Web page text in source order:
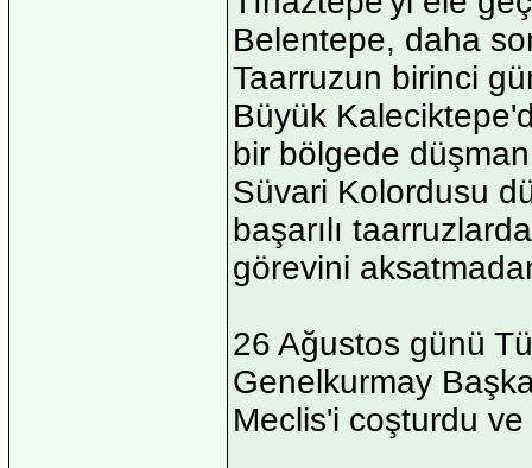
Belentepe, daha
Taarruzun birinci
Büyük
bir bölgede
Süvari Kolordusu
başarılı
görevini
26 Ağustos günü
Genelkurmay
Meclis'i coşturdu